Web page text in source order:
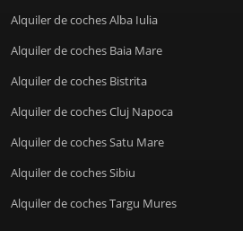
Alquiler de coches Alba Iulia
Alquiler de coches Baia Mare
Alquiler de coches Bistrita
Alquiler de coches Cluj Napoca
Alquiler de coches Satu Mare
Alquiler de coches Sibiu
Alquiler de coches Targu Mures